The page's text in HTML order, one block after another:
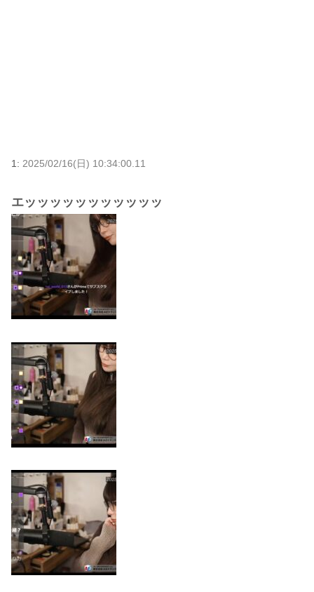
1: 2025/02/16(日) 10:34:00.11
エッッッッッッッッッッッ